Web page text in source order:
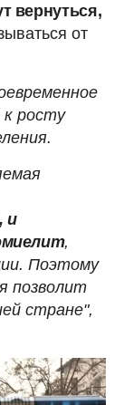
вернуться,
от
к росту
и
,
Поэтому
позволит
стране",